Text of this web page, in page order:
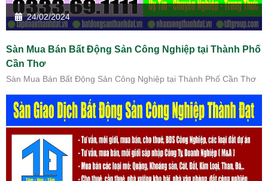
24/02/2024
Sàn Mua Bán Bất Động Sản Công Nghiệp tại Thành Phố
Cần Thơ
Sàn Mua Bán Bất Động Sản Công Nghiệp tại Thành Phố Cần Thơ